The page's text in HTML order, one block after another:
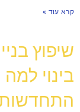
קרא עוד »
שיפוץ
בינוי למה
התחדשות